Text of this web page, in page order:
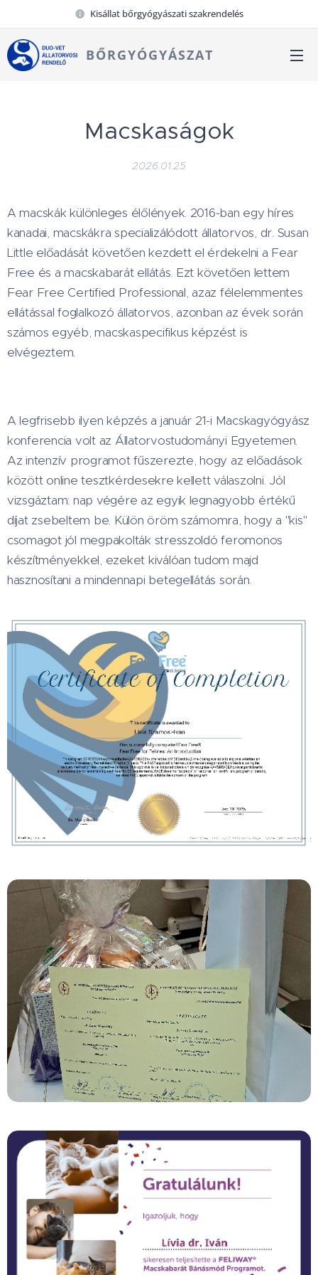
Kisállat bőrgyógyászati szakrendelés
BŐRGYÓGYÁSZAT
Macskaságok
2026.01.25
A macskák különleges élőlények. 2016-ban egy híres
kanadai, macskákra specializálódott állatorvos, dr. Susan
Little előadását követően kezdett el érdekelni a Fear
Free és a macskabarát ellátás. Ezt követően lettem
Fear Free Certified Professional, azaz félelemmentes
ellátással foglalkozó állatorvos, azonban az évek során
számos egyéb, macskaspecifikus képzést is
elvégeztem.
A legfrisebb ilyen képzés a január 21-i Macskagyógyász
konferencia volt az Állatorvostudományi Egyetemen.
Az intenzív programot fűszerezte, hogy az előadások
között online tesztkérdesekre kellett válaszolni. Jól
vizsgáztam: nap végére az egyik legnagyobb értékű
díjat zsebeltem be. Külön öröm számomra, hogy a "kis"
csomagot jól megpakolták stresszoldó feromonos
készítményekkel, ezeket kiválóan tudom majd
hasznosítani a mindennapi betegellátás során.